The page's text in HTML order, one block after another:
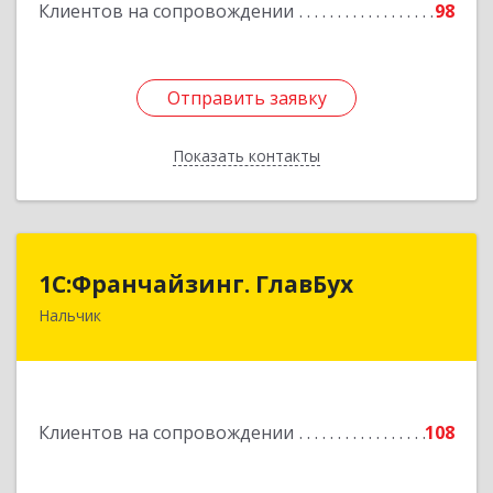
Клиентов на сопровождении 98
Отправить заявку
Показать контакты
Отправить заявку
Назад
1С:Франчайзинг. ГлавБух
Нальчик
Клиентов на сопровождении 108
1С:Франчайзинг. ГлавБух
360000, Кабардино-Балкарская Респ, Нальчик г,